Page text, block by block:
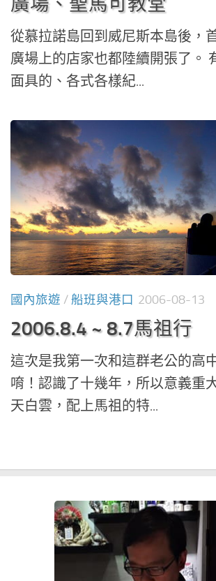
從慕拉諾島回到威尼斯本島後，
廣場上的店家也都陸續開張了。
面具的、各式各樣紀...
國內旅遊 / 船班與港口 2006-08-13
2006.8.4 ~ 8.7馬祖行
這次是我第一次和這群老公的高
唷！認識了十幾年，所以意義重
天白雲，配上馬祖的特...